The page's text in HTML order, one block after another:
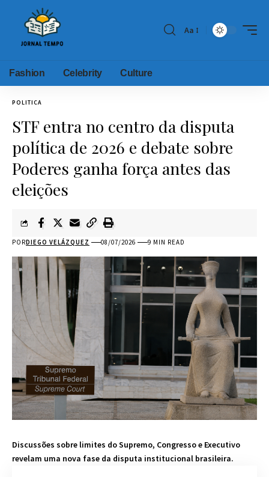
Aa
Fashion Celebrity Culture
POLITICA
STF entra no centro da disputa
política de 2026 e debate sobre
Poderes ganha força antes das
eleições
PORDIEGO VELÁZQUEZ 08/07/2026 9 MIN READ
Discussões sobre limites do Supremo, Congresso e Executivo
revelam uma nova fase da disputa institucional brasileira.